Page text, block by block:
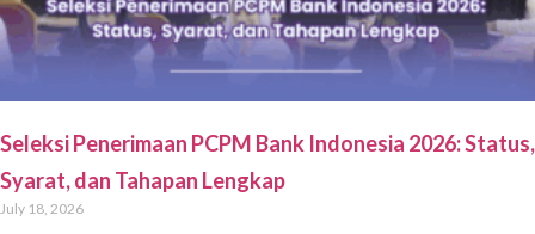
Seleksi Penerimaan PCPM Bank Indonesia 2026: Status,
Syarat, dan Tahapan Lengkap
July 18, 2026